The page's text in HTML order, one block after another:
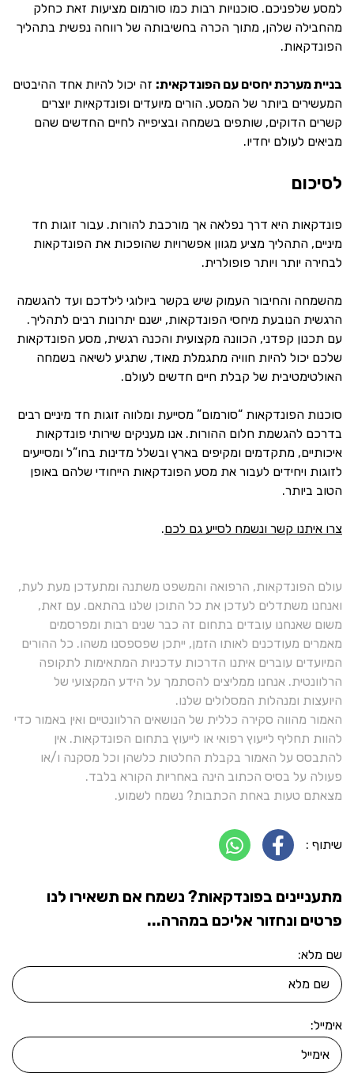
למסע שלפניכם. סוכנויות רבות כמו סורמום מציעות זאת כחלק
מהחבילה שלהן, מתוך הכרה בחשיבותה של רווחה נפשית בתהליך
הפונדקאות.
בניית מערכת יחסים עם הפונדקאית: זה יכול להיות אחד ההיבטים
המעשירים ביותר של המסע. הורים מיועדים ופונדקאיות יוצרים
קשרים הדוקים, שותפים בשמחה ובציפייה לחיים החדשים שהם
מביאים לעולם יחדיו.
לסיכום
פונדקאות היא דרך נפלאה אך מורכבת להורות. עבור זוגות חד
מיניים, התהליך מציע מגוון אפשרויות שהופכות את הפונדקאות
לבחירה יותר ויותר פופולרית.
מהשמחה והחיבור העמוק שיש בקשר ביולוגי לילדכם ועד להגשמה
הרגשית הנובעת מיחסי הפונדקאות, ישנם יתרונות רבים לתהליך.
עם תכנון קפדני, הכוונה מקצועית והכנה רגשית, מסע הפונדקאות
שלכם יכול להיות חוויה מתגמלת מאוד, שתגיע לשיאה בשמחה
האולטימטיבית של קבלת חיים חדשים לעולם.
סוכנות הפונדקאות “סורמום” מסייעת ומלווה זוגות חד מיניים רבים
בדרכם להגשמת חלום ההורות. אנו מעניקים שירותי פונדקאות
איכותיים, מתקדמים ומקיפים בארץ ובשלל מדינות בחו”ל ומסייעים
לזוגות ויחידים לעבור את מסע הפונדקאות הייחודי שלהם באופן
הטוב ביותר.
צרו איתנו קשר ונשמח לסייע גם לכם.
עולם הפונדקאות, הרפואה והמשפט משתנה ומתעדכן מעת לעת,
ואנחנו משתדלים לעדכן את כל התוכן שלנו בהתאם. עם זאת,
משום שאנחנו עובדים בתחום זה כבר שנים רבות ומפרסמים
מאמרים מעודכנים לאותו הזמן, ייתכן שפספסנו משהו. כל ההורים
המיועדים עוברים איתנו הדרכות עדכניות המתאימות לתקופה
הרלוונטית. אנחנו ממליצים להסתמך על הידע המקצועי של
היועצות ומנהלות המסלולים שלנו.
האמור מהווה סקירה כללית של הנושאים הרלוונטיים ואין באמור כדי
להוות תחליף לייעוץ רפואי או לייעוץ בתחום הפונדקאות. אין
להתבסס על האמור בקבלת החלטות כלשהן וכל מסקנה ו/או
פעולה על בסיס הכתוב הינה באחריות הקורא בלבד.
מצאתם טעות באחת הכתבות? נשמח לשמוע.
שיתוף :
מתעניינים בפונדקאות? נשמח אם תשאירו לנו
פרטים ונחזור אליכם במהרה...
שם מלא:
אימייל: